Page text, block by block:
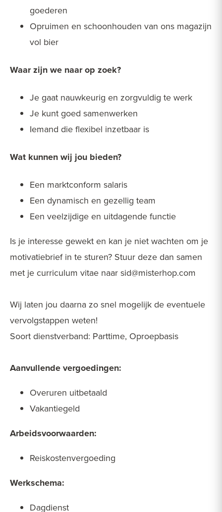
goederen
Opruimen en schoonhouden van ons magazijn
vol bier
Waar zijn we naar op zoek?
Je gaat nauwkeurig en zorgvuldig te werk
Je kunt goed samenwerken
Iemand die flexibel inzetbaar is
Wat kunnen wij jou bieden?
Een marktconform salaris
Een dynamisch en gezellig team
Een veelzijdige en uitdagende functie
Is je interesse gewekt en kan je niet wachten om je
motivatiebrief in te sturen? Stuur deze dan samen
met je curriculum vitae naar sid@misterhop.com
Wij laten jou daarna zo snel mogelijk de eventuele
vervolgstappen weten!
Soort dienstverband: Parttime, Oproepbasis
Aanvullende vergoedingen:
Overuren uitbetaald
Vakantiegeld
Arbeidsvoorwaarden:
Reiskostenvergoeding
Werkschema:
Dagdienst